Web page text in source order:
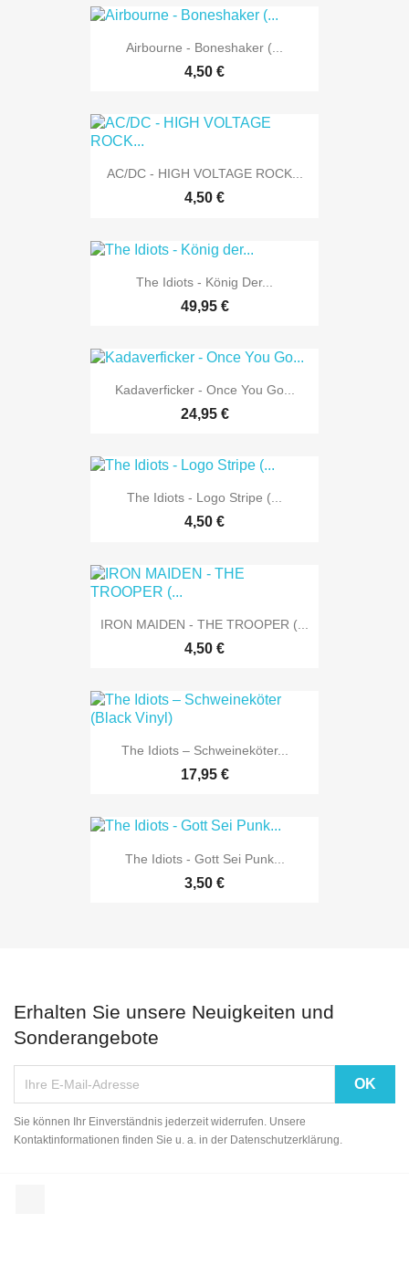
Airbourne - Boneshaker (...
4,50 €
AC/DC - HIGH VOLTAGE ROCK...
4,50 €
The Idiots - König Der...
49,95 €
Kadaverficker - Once You Go...
24,95 €
The Idiots - Logo Stripe (...
4,50 €
IRON MAIDEN - THE TROOPER (...
4,50 €
The Idiots – Schweineköter...
17,95 €
The Idiots - Gott Sei Punk...
3,50 €
Erhalten Sie unsere Neuigkeiten und
Sonderangebote
Sie können Ihr Einverständnis jederzeit widerrufen. Unsere
Kontaktinformationen finden Sie u. a. in der Datenschutzerklärung.